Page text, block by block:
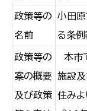
政策等の
名前
小田
る条
政策等の
案の概要
及び政策
本市
施設
住みよ